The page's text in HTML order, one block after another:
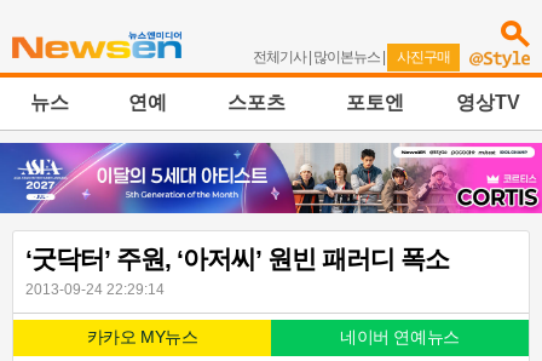
전체기사| 많이본뉴스 | 사진구매
뉴스 연예 스포츠 포토엔 영상TV
‘굿닥터’ 주원, ‘아저씨’ 원빈 패러디 폭소
2013-09-24 22:29:14
카카오 MY뉴스 네이버 연예뉴스